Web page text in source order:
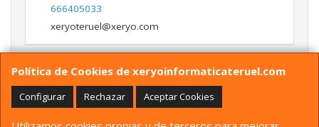
Política de Cookies de xeryoinformaticateruel.com
Configurar Rechazar Aceptar Cookies
666405033
xeryoteruel@xeryo.com
Horario
LUNES A VIERNES 9:30 A 13:30 17:00 a 20:00 Y
SÁBADO 10:00 A 13:30